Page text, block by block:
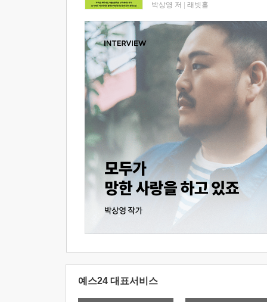
박상영 저 래빗홀
예스24 대표서비스